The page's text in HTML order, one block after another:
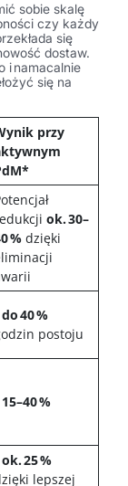
sobie skalę
czy każdy
się
dostaw.
i namacalnie
się na
przy
*
ok. 30–
% dzięki
do 40 %
postoju
15–40 %
ok. 25 %
lepszej